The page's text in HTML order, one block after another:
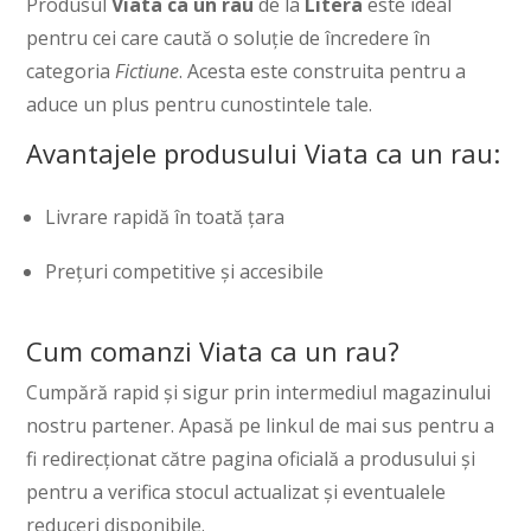
pentru cei care caută o soluție de încredere în
categoriaFictiune. Acesta este construita pentru a
aduce un plus pentru cunostintele tale.
Avantajele produsului Viata ca un rau:
Livrare rapidă în toată țara
Prețuri competitive și accesibile
Cum comanzi Viata ca un rau?
Cumpără rapid și sigur prin intermediul magazinului
nostru partener. Apasă pe linkul de mai sus pentru a
fi redirecționat către pagina oficială a produsului și
pentru a verifica stocul actualizat și eventualele
reduceri disponibile.